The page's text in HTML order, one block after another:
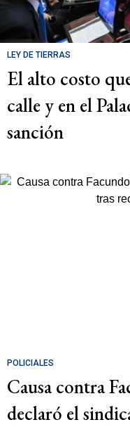
LEY DE TIERRAS
El alto costo
calle y en el
sanción
POLICIALES
Causa contra
declaró el